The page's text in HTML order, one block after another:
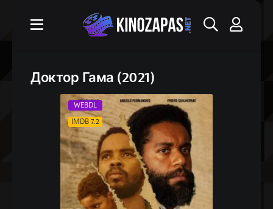
Доктор Гама (2021)
WEBDL
IMDB 7.2